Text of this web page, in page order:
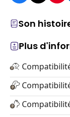
Son
Plus